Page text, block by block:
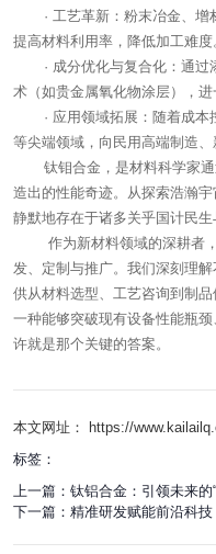
· 工艺革新：粉末冶金、增
提高材料利用率，降低加工难度
· 成分优化与复合化：通过
术（如贵金属氧化物涂层），进
· 应用领域拓展：随着成本
等尖端领域，向民用高端制造、
钛钼合金，是材料科学家通
造出的性能奇迹。从探索浩瀚
静默地存在于诸多关乎国计民生
作为新材料领域的深耕者，
发、定制与推广。我们深刻理
供从材料选型、工艺咨询到制
一种能够突破现有设备性能瓶
许就是那个关键的答案。
本文网址： https://
标签：
上一篇： 钛铝合金：引领未来的
下一篇： 精准研发赋能前沿科